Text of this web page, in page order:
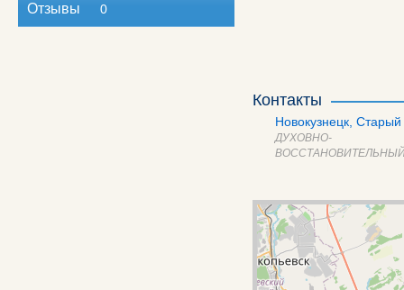
Отзывы 0
Контакты
Новокузнецк, Старый
ДУХОВНО-